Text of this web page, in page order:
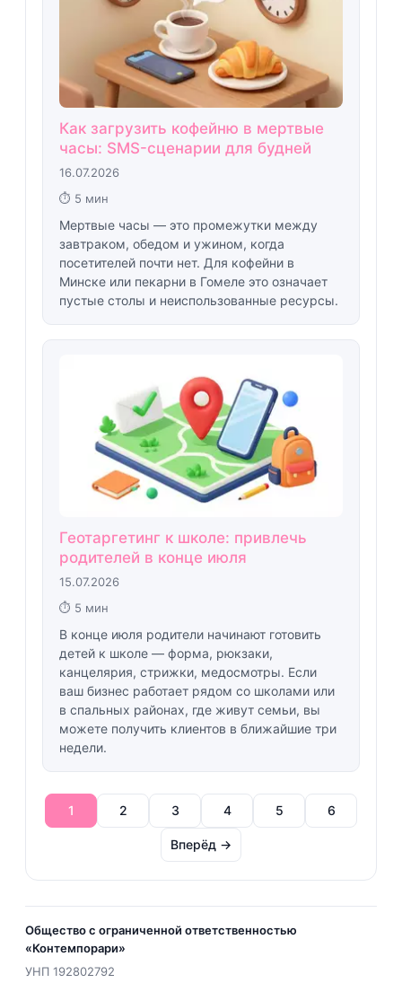
Как загрузить кофейню в мертвые
часы: SMS-сценарии для будней
16.07.2026
⏱ 5 мин
Мертвые часы — это промежутки между
завтраком, обедом и ужином, когда
посетителей почти нет. Для кофейни в
Минске или пекарни в Гомеле это означает
пустые столы и неиспользованные ресурсы.
Геотаргетинг к школе: привлечь
родителей в конце июля
15.07.2026
⏱ 5 мин
В конце июля родители начинают готовить
детей к школе — форма, рюкзаки,
канцелярия, стрижки, медосмотры. Если
ваш бизнес работает рядом со школами или
в спальных районах, где живут семьи, вы
можете получить клиентов в ближайшие три
недели.
1 2 3 4 5 6
Вперёд →
Общество с ограниченной ответственностью
«Контемпорари»
УНП 192802792